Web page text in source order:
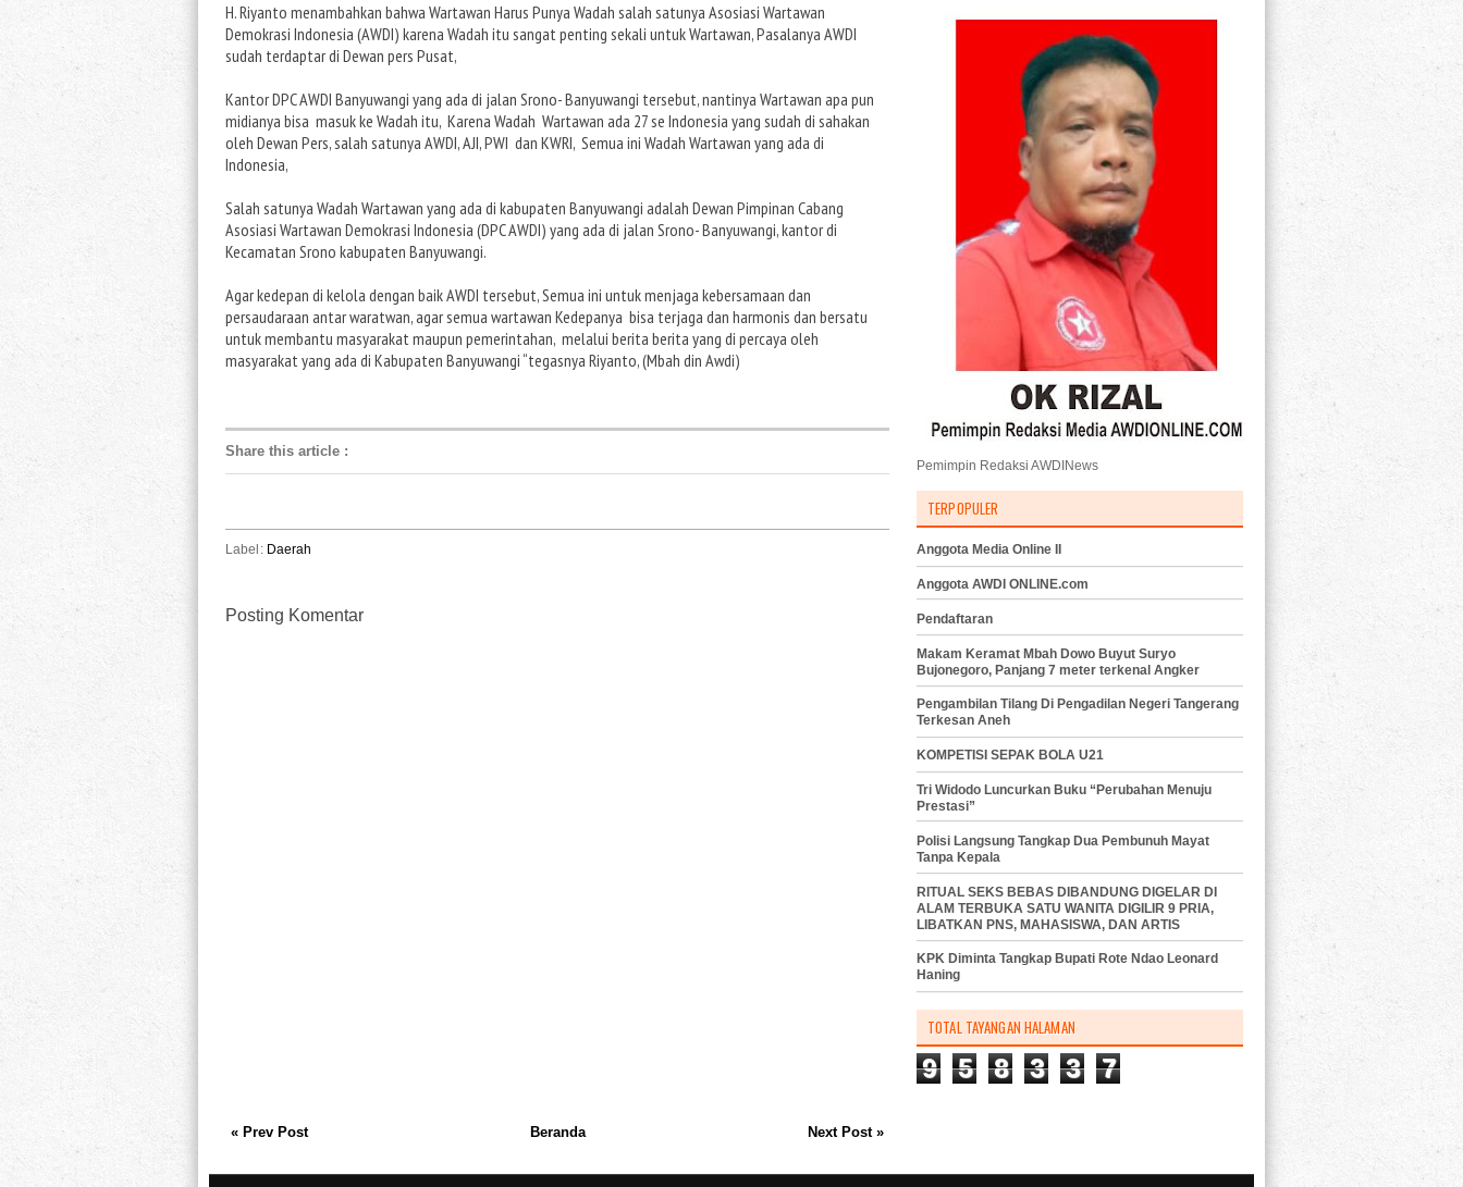
H. Riyanto menambahkan bahwa Wartawan Harus Punya Wadah salah satunya Asosiasi Wartawan
Demokrasi Indonesia (AWDI) karena Wadah itu sangat penting sekali untuk Wartawan, Pasalanya AWDI
sudah terdaptar di Dewan pers Pusat,
Kantor DPC AWDI Banyuwangi yang ada di jalan Srono- Banyuwangi tersebut, nantinya Wartawan apa pun
midianya bisa masuk ke Wadah itu, Karena Wadah Wartawan ada 27 se Indonesia yang sudah di sahakan
oleh Dewan Pers, salah satunya AWDI, AJI, PWI dan KWRI, Semua ini Wadah Wartawan yang ada di
Indonesia,
Salah satunya Wadah Wartawan yang ada di kabupaten Banyuwangi adalah Dewan Pimpinan Cabang
Asosiasi Wartawan Demokrasi Indonesia (DPC AWDI) yang ada di jalan Srono- Banyuwangi, kantor di
Kecamatan Srono kabupaten Banyuwangi.
Agar kedepan di kelola dengan baik AWDI tersebut, Semua ini untuk menjaga kebersamaan dan
persaudaraan antar waratwan, agar semua wartawan Kedepanya bisa terjaga dan harmonis dan bersatu
untuk membantu masyarakat maupun pemerintahan, melalui berita berita yang di percaya oleh
masyarakat yang ada di Kabupaten Banyuwangi “tegasnya Riyanto, (Mbah din Awdi)
Share this article :
Label: Daerah
Posting Komentar
« Prev Post Next Post »
Beranda
Pemimpin Redaksi AWDINews
TERPOPULER
Anggota Media Online II
Anggota AWDI ONLINE.com
Pendaftaran
Makam Keramat Mbah Dowo Buyut Suryo
Bujonegoro, Panjang 7 meter terkenal Angker
Pengambilan Tilang Di Pengadilan Negeri Tangerang
Terkesan Aneh
KOMPETISI SEPAK BOLA U21
Tri Widodo Luncurkan Buku “Perubahan Menuju
Prestasi”
Polisi Langsung Tangkap Dua Pembunuh Mayat
Tanpa Kepala
RITUAL SEKS BEBAS DIBANDUNG DIGELAR DI
ALAM TERBUKA SATU WANITA DIGILIR 9 PRIA,
LIBATKAN PNS, MAHASISWA, DAN ARTIS
KPK Diminta Tangkap Bupati Rote Ndao Leonard
Haning
TOTAL TAYANGAN HALAMAN
9 5 8 3 3 7